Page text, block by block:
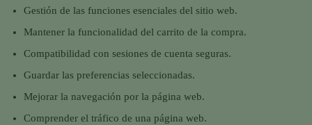
Gestión de las funciones esenciales del sitio web.
Mantener la funcionalidad del carrito de la compra.
Compatibilidad con sesiones de cuenta seguras.
Guardar las preferencias seleccionadas.
Mejorar la navegación por la página web.
Comprender el tráfico de una página web.